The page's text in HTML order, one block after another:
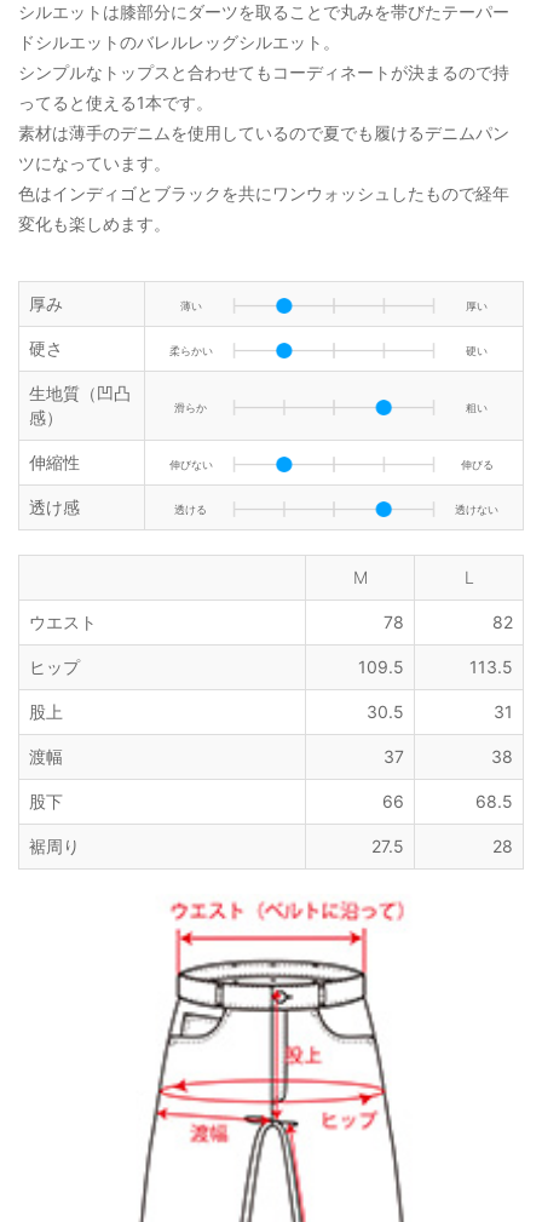
シルエットは膝部分にダーツを取ることで丸みを帯びたテーパー
ドシルエットのバレルレッグシルエット。
シンプルなトップスと合わせてもコーディネートが決まるので持
ってると使える1本です。
素材は薄手のデニムを使用しているので夏でも履けるデニムパン
ツになっています。
色はインディゴとブラックを共にワンウォッシュしたもので経年
変化も楽しめます。
厚み 薄い 厚い
硬さ 柔らかい 硬い
生地質（凹凸
感）
滑らか 粗い
伸縮性 伸びない 伸びる
透け感 透ける 透けない
M L
ウエスト 78 82
ヒップ 109.5 113.5
股上 30.5 31
渡幅 37 38
股下 66 68.5
裾周り 27.5 28